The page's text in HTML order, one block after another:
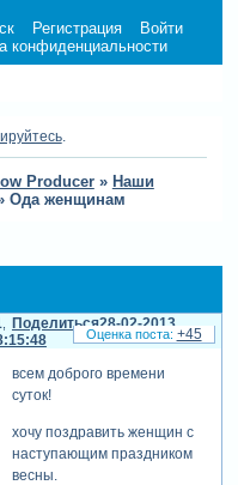
Регистрация
Войти
конфиденциальности
.
Producer » Наши
Ода женщинам
Поделиться28-02-2013
всем доброго времени
суток!
хочу поздравить женщин с
наступающим праздником
весны.
+45